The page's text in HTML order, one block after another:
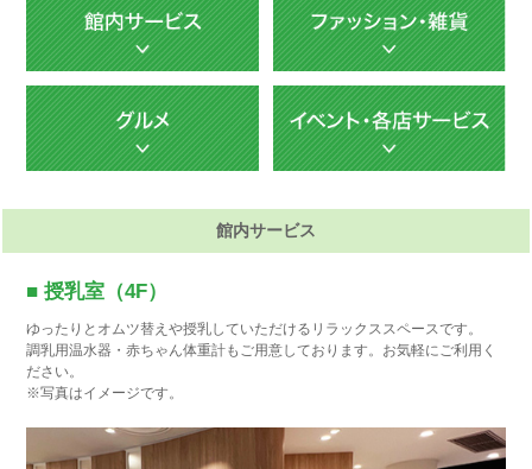
館内サービス
■ 授乳室（4F）
ゆったりとオムツ替えや授乳していただけるリラックススペースです。
調乳用温水器・赤ちゃん体重計もご用意しております。お気軽にご利用く
ださい。
※写真はイメージです。